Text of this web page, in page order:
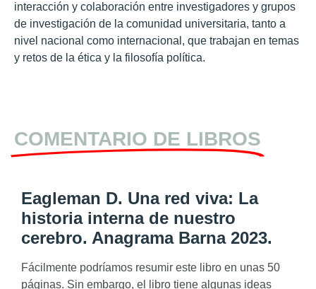
interacción y colaboración entre investigadores y grupos
de investigación de la comunidad universitaria, tanto a
nivel nacional como internacional, que trabajan en temas
y retos de la ética y la filosofía política.
COMENTARIO DE LIBROS
Eagleman D. Una red viva: La
historia interna de nuestro
cerebro. Anagrama Barna 2023.
Fácilmente podríamos resumir este libro en unas 50
páginas. Sin embargo, el libro tiene algunas ideas